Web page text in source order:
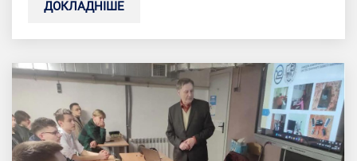
ДОКЛАДНІШЕ